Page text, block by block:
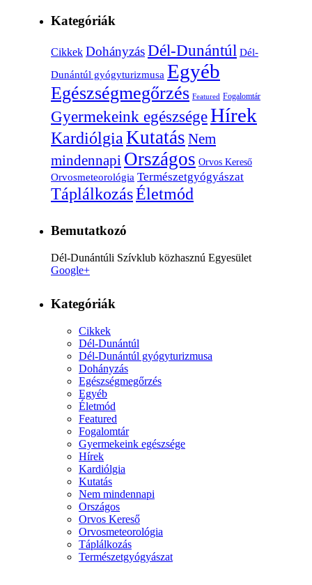
Kategóriák
Cikkek DohányzásDél-Dunántúl Dél-
Dunántúl gyógyturizmusa Egyéb
Egészségmegőrzés Featured Fogalomtár
Gyermekeink egészségeHírek
KardiólgiaKutatás Nem
mindennapi Országos Orvos Kereső
Orvosmeteorológia Természetgyógyászat
TáplálkozásÉletmód
Bemutatkozó
Dél-Dunántúli Szívklub közhasznú Egyesület
Google+
Kategóriák
Cikkek
Dél-Dunántúl
Dél-Dunántúl gyógyturizmusa
Dohányzás
Egészségmegőrzés
Egyéb
Életmód
Featured
Fogalomtár
Gyermekeink egészsége
Hírek
Kardiólgia
Kutatás
Nem mindennapi
Országos
Orvos Kereső
Orvosmeteorológia
Táplálkozás
Természetgyógyászat